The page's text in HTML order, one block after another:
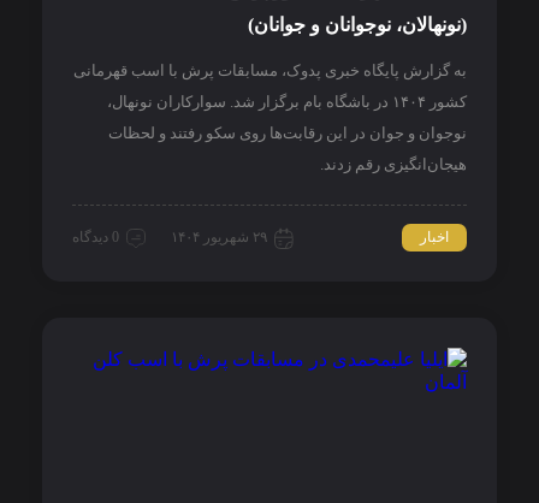
(نونهالان، نوجوانان و جوانان)
به گزارش پایگاه خبری پدوک، مسابقات پرش با اسب قهرمانی
کشور ۱۴۰۴ در باشگاه بام برگزار شد. سوارکاران نونهال،
نوجوان و جوان در این رقابت‌ها روی سکو رفتند و لحظات
هیجان‌انگیزی رقم زدند.
اخبار ۲۹ شهریور ۱۴۰۴ 0 دیدگاه